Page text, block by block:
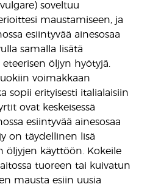
soveltuu
maustamiseen, ja
esiintyvää ainesosaa
samalla lisätä
öljyn hyötyjä.
voimakkaan
sopii erityisesti italialaisiin
ovat keskeisessä
esiintyvää ainesosaa
on täydellinen lisä
öljyjen käyttöön. Kokeile
tuoreen tai kuivatun
mausta esiin uusia